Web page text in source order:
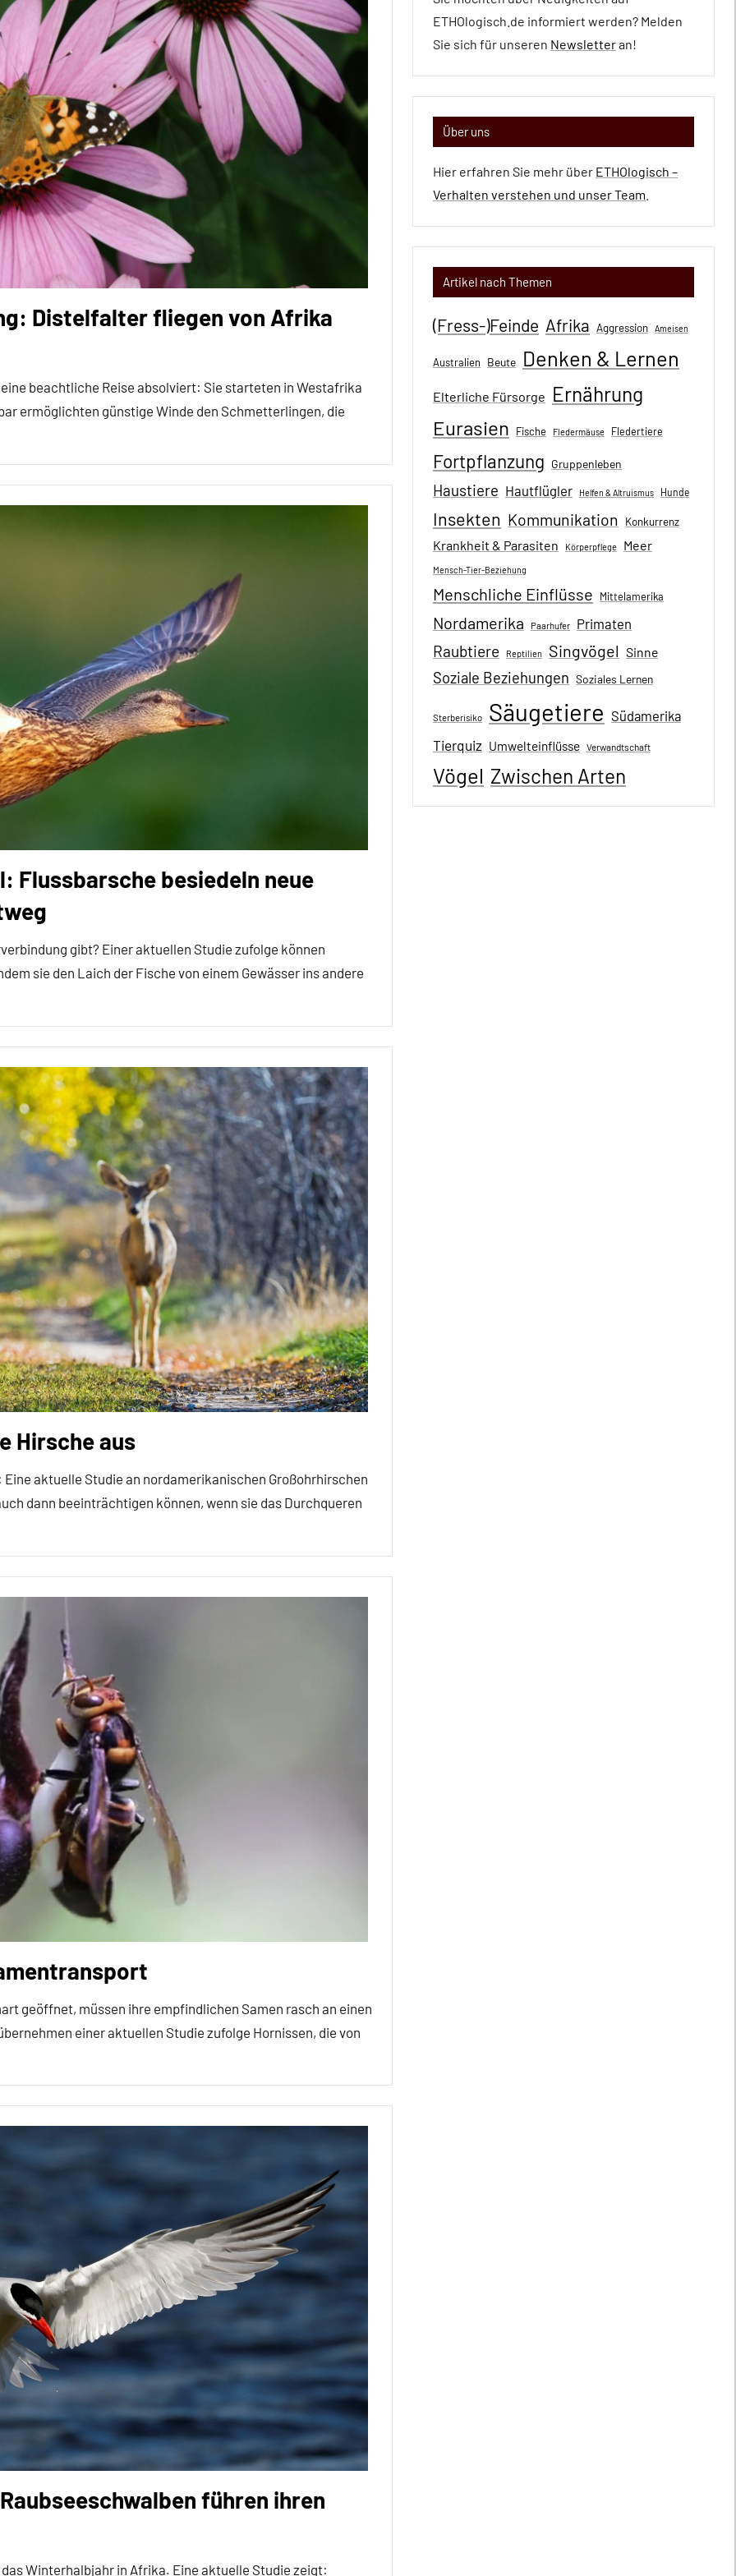
Distelfalter fliegen von Afrika
beachtliche Reise absolviert: Sie starteten in Westafrika
ermöglichten günstige Winde den Schmetterlingen, die
Flussbarsche besiedeln neue
gibt? Einer aktuellen Studie zufolge können
sie den Laich der Fische von einem Gewässer ins andere
Hirsche aus
aktuelle Studie an nordamerikanischen Großohrhirschen
dann beeinträchtigen können, wenn sie das Durchqueren
geöffnet, müssen ihre empfindlichen Samen rasch an einen
einer aktuellen Studie zufolge Hornissen, die von
führen ihren
Winterhalbjahr in Afrika. Eine aktuelle Studie zeigt:
ETHOlogisch.de informiert werden? Melden
Sie sich für unseren Newsletteran!
Über uns
Hier erfahren Sie mehr über ETHOlogisch –
Verhalten verstehen und unser Team
Artikel nach Themen
(Fress-)Feinde Afrika Aggression Ameisen
Australien Beute Denken & Lernen
Elterliche Fürsorge Ernährung
Eurasien Fische Fledermäuse Fledertiere
Fortpflanzung Gruppenleben
Haustiere Hautflügler Helfen & Altruismus Hunde
Insekten Kommunikation Konkurrenz
Krankheit & Parasiten Körperpflege Meer
Mensch-Tier-Beziehung
Menschliche Einflüsse Mittelamerika
Nordamerika Paarhufer Primaten
Raubtiere Reptilien Singvögel Sinne
Soziale Beziehungen Soziales Lernen
Sterberisiko Säugetiere Südamerika
Tierquiz Umwelteinflüsse Verwandtschaft
Vögel Zwischen Arten